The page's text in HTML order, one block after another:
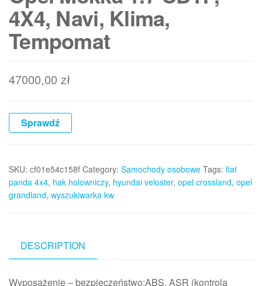
4X4, Navi, Klima,
Tempomat
47000,00 zł
Sprawdź
SKU: cf01e54c158f Category: Samochody osobowe Tags: fiat
panda 4x4, hak holowniczy, hyundai veloster, opel crossland, opel
grandland, wyszukiwarka kw
DESCRIPTION
Wyposażenie – bezpieczeństwo:ABS, ASR (kontrola